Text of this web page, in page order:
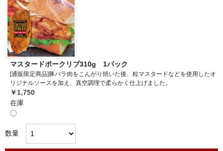
マスタードポークリブ310g 1パック
[通販限定商品]豚バラ肉をこんがり焼いた後、粒マスタードなどを使用したオ
リジナルソースを加え、真空調理で柔らかく仕上げました。
￥1,750
在庫
〇
数量